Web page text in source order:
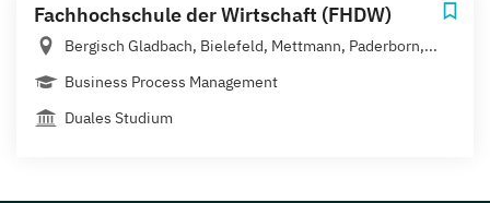
Fachhochschule der Wirtschaft (FHDW)
Bergisch Gladbach, Bielefeld, Mettmann, Paderborn,...
Business Process Management
Duales Studium